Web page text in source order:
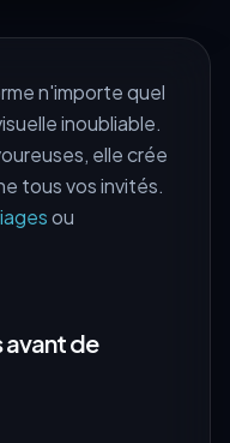
n'importe quel
inoubliable.
elle crée
tous vos invités.
ou
avant de